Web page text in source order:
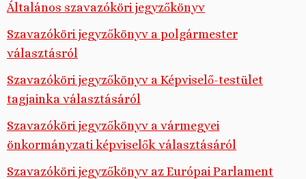
Általános szavazóköri jegyzőkönyv
Szavazóköri jegyzőkönyv a polgármester
választásról
Szavazóköri jegyzőkönyv a Képviselő-testület
tagjainka választásáról
Szavazóköri jegyzőkönyv a vármegyei
önkormányzati képviselők választásáról
Szavazóköri jegyzőkönyv az Európai Parlament